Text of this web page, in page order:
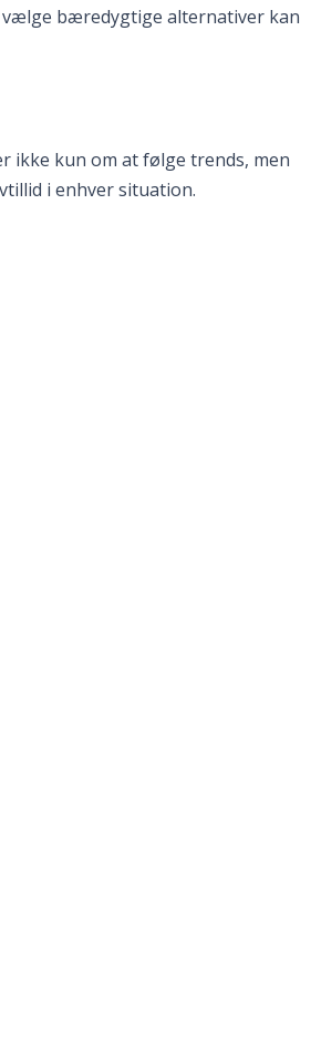
bæredygtige alternativer kan
ikke kun om at følge trends, men
i enhver situation.